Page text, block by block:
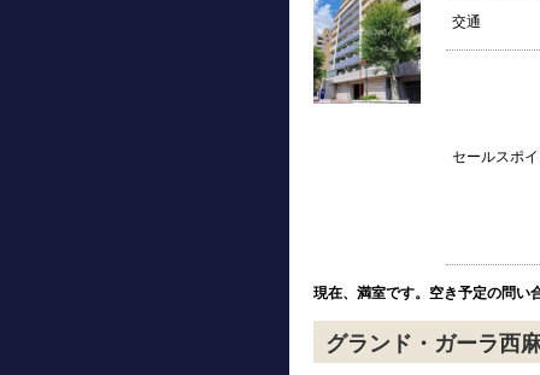
交通
セールスポ
現在、満室です。空き予定の問い
グランド・ガーラ西